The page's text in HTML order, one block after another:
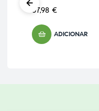
37,98 €
ADICIONAR